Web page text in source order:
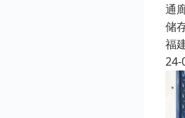
通
储
福
24-